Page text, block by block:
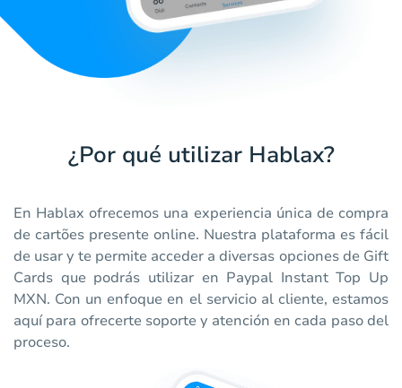
¿Por qué utilizar Hablax?
En Hablax ofrecemos una experiencia única de compra
de cartões presente online. Nuestra plataforma es fácil
de usar y te permite acceder a diversas opciones de Gift
Cards que podrás utilizar en Paypal Instant Top Up
MXN. Con un enfoque en el servicio al cliente, estamos
aquí para ofrecerte soporte y atención en cada paso del
proceso.